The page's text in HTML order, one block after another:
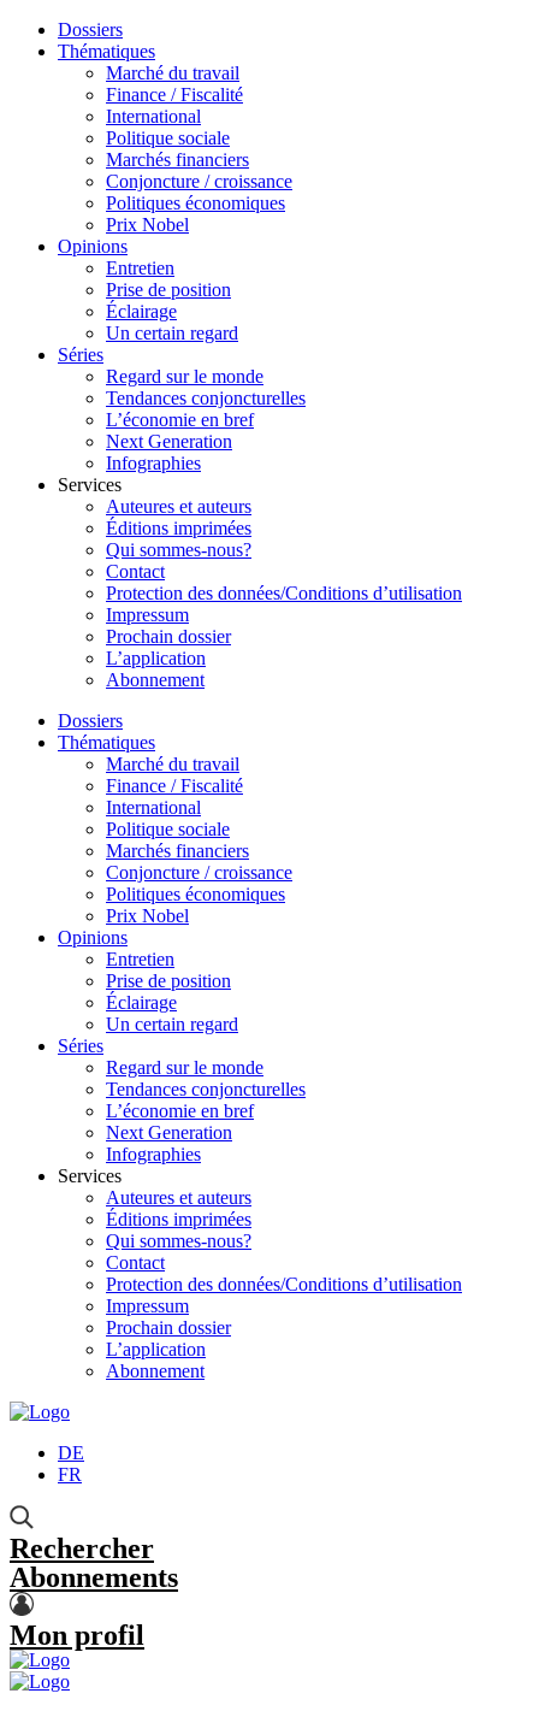
Dossiers
Thématiques
Marché du travail
Finance / Fiscalité
International
Politique sociale
Marchés financiers
Conjoncture / croissance
Politiques économiques
Prix Nobel
Opinions
Entretien
Prise de position
Éclairage
Un certain regard
Séries
Regard sur le monde
Tendances conjoncturelles
L’économie en bref
Next Generation
Infographies
Services
Auteures et auteurs
Éditions imprimées
Qui sommes-nous?
Contact
Protection des données/Conditions d’utilisation
Impressum
Prochain dossier
L’application
Abonnement
Dossiers
Thématiques
Marché du travail
Finance / Fiscalité
International
Politique sociale
Marchés financiers
Conjoncture / croissance
Politiques économiques
Prix Nobel
Opinions
Entretien
Prise de position
Éclairage
Un certain regard
Séries
Regard sur le monde
Tendances conjoncturelles
L’économie en bref
Next Generation
Infographies
Services
Auteures et auteurs
Éditions imprimées
Qui sommes-nous?
Contact
Protection des données/Conditions d’utilisation
Impressum
Prochain dossier
L’application
Abonnement
DE
FR
Rechercher
Abonnements
Mon profil